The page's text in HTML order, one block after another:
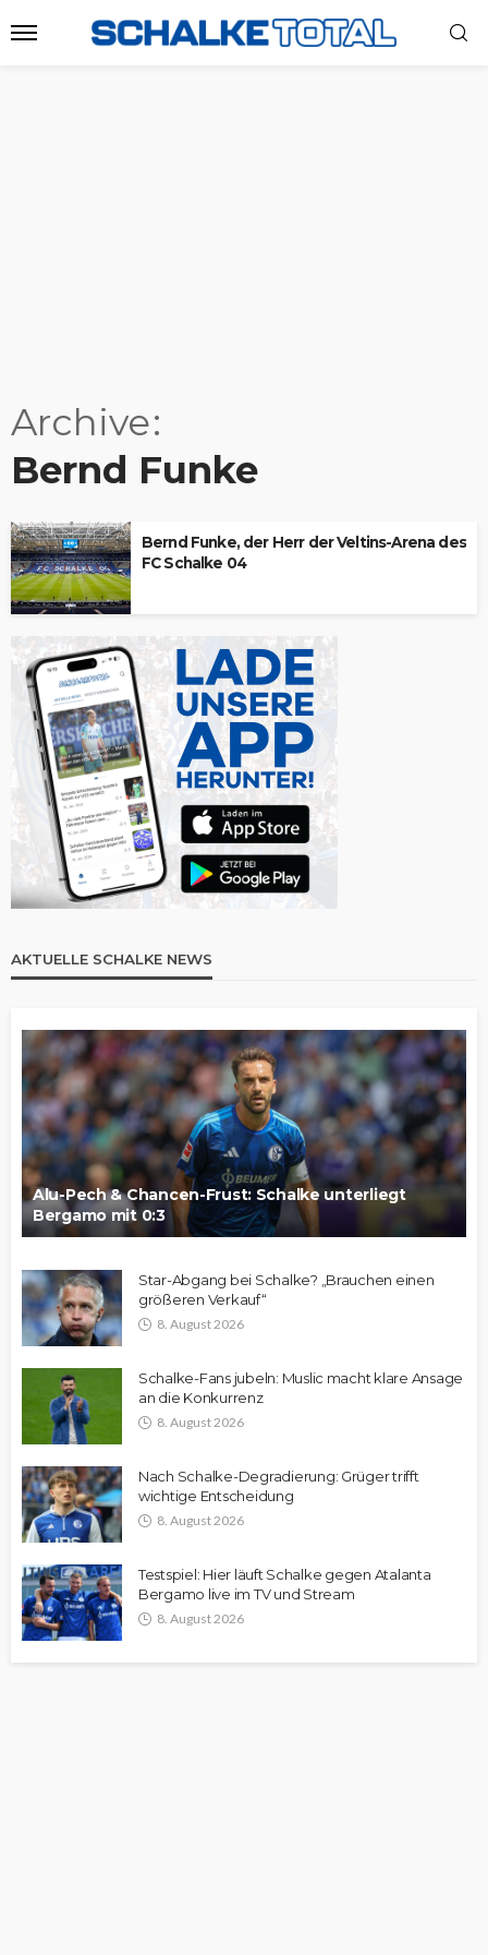
Archive
Bernd Funke
Bernd Funke, der Herr der Veltins-Arena des
FC Schalke 04
AKTUELLE SCHALKE NEWS
Alu-Pech & Chancen-Frust: Schalke unterliegt
Bergamo mit 0:3
Star-Abgang bei Schalke? „Brauchen einen
größeren Verkauf“
8. August 2026
Schalke-Fans jubeln: Muslic macht klare Ansage
an die Konkurrenz
8. August 2026
Nach Schalke-Degradierung: Grüger trifft
wichtige Entscheidung
8. August 2026
Testspiel: Hier läuft Schalke gegen Atalanta
Bergamo live im TV und Stream
8. August 2026